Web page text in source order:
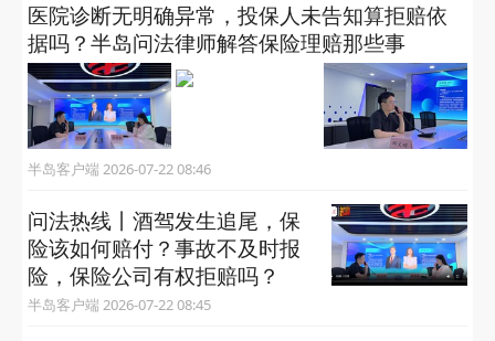
医院诊断无明确异常，投保人未告知算拒赔依
据吗？半岛问法律师解答保险理赔那些事
半岛客户端 2026-07-22 08:46
问法热线丨酒驾发生追尾，保
险该如何赔付？事故不及时报
险，保险公司有权拒赔吗？
半岛客户端 2026-07-22 08:45